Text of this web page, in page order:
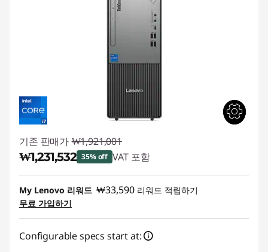
기존 판매가 ₩1,921,001
₩1,231,532 35% off VAT 포함
즉시 할인: :-₩689,469
My Lenovo 리워드 ₩33,590 리워드 적립하기
무료 가입하기
Configurable specs start at: